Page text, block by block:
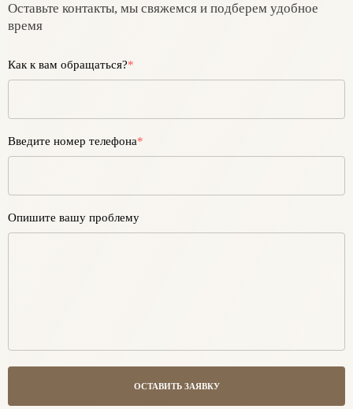
Оставьте контакты, мы свяжемся и подберем удобное
время
Как к вам обращаться?*
Введите номер телефона*
Опишите вашу проблему
ОСТАВИТЬ ЗАЯВКУ